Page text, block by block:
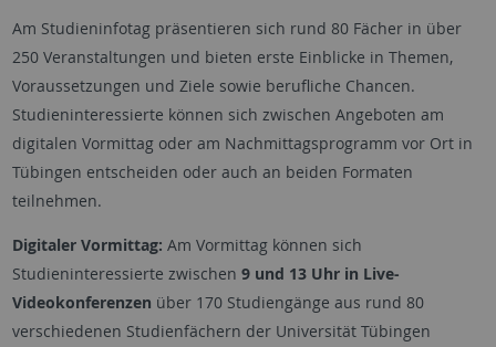
Am Studieninfotag präsentieren sich rund 80 Fächer in über
250 Veranstaltungen und bieten erste Einblicke in Themen,
Voraussetzungen und Ziele sowie berufliche Chancen.
Studieninteressierte können sich zwischen Angeboten am
digitalen Vormittag oder am Nachmittagsprogramm vor Ort in
Tübingen entscheiden oder auch an beiden Formaten
teilnehmen.
Digitaler Vormittag: Am Vormittag können sich
Studieninteressierte zwischen 9 und 13 Uhr in Live-
Videokonferenzen über 170 Studiengänge aus rund 80
verschiedenen Studienfächern der Universität Tübingen